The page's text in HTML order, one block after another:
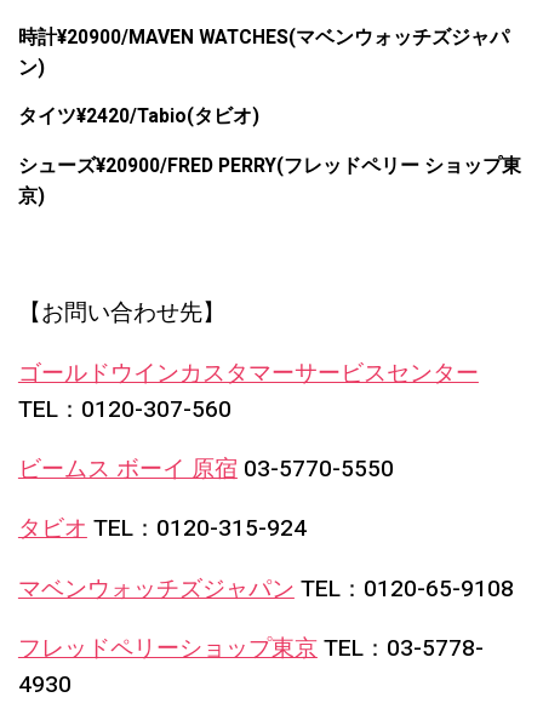
時計¥20900/MAVEN WATCHES(マベンウォッチズジャパ
ン)
タイツ¥2420/Tabio(タビオ)
シューズ¥20900/FRED PERRY(フレッドペリー ショップ東
京)
【お問い合わせ先】
ゴールドウインカスタマーサービスセンター
TEL：0120-307-560
ビームス ボーイ 原宿03-5770-5550
タビオTEL：0120-315-924
マベンウォッチズジャパン TEL：0120-65-9108
フレッドペリーショップ東京TEL：03-5778-
4930